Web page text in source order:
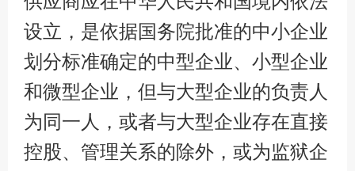
设立，是依据国务院批准的中小企业
划分标准确定的中型企业、小型企业
和微型企业，但与大型企业的负责人
为同一人，或者与大型企业存在直接
控股、管理关系的除外，或为监狱企